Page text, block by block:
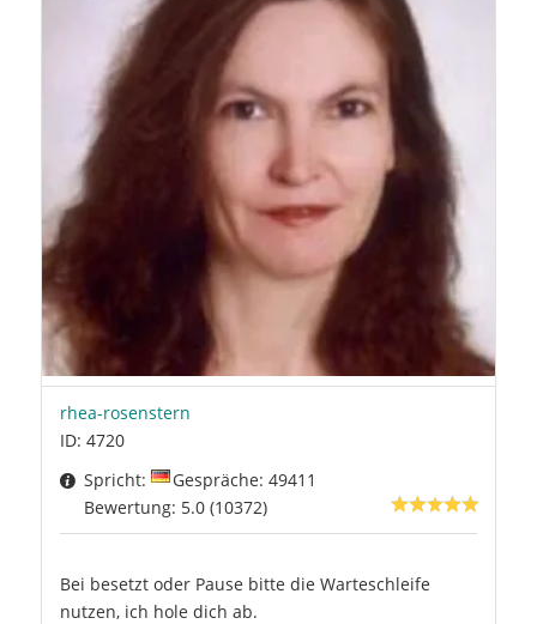
rhea-rosenstern
ID: 4720
Spricht:
Gespräche: 49411
Bewertung: 5.0 (10372)
Bei besetzt oder Pause bitte die Warteschleife
nutzen, ich hole dich ab.